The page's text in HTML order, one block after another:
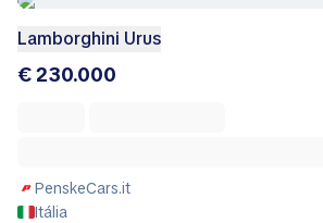
Lamborghini Urus
€ 230.000
PenskeCars.it
Itália